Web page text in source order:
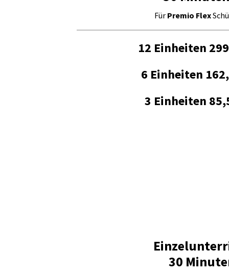
Für Premio Flex
12 Einheiten
6 Einheiten
3 Einheiten
30